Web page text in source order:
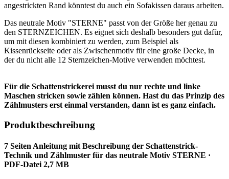
angestrickten Rand könntest du auch ein Sofakissen daraus arbeiten.
Das neutrale Motiv "STERNE" passt von der Größe her genau zu
den STERNZEICHEN. Es eignet sich deshalb besonders gut dafür,
um mit diesen kombiniert zu werden, zum Beispiel als
Kissenrückseite oder als Zwischenmotiv für eine große Decke, in
der du nicht alle 12 Sternzeichen-Motive verwenden möchtest.
Für die Schattenstrickerei musst du nur rechte und linke
Maschen stricken sowie zählen können. Hast du das Prinzip des
Zählmusters erst einmal verstanden, dann ist es ganz einfach.
Produktbeschreibung
7 Seiten Anleitung mit Beschreibung der Schattenstrick-
Technik und Zählmuster für das neutrale Motiv STERNE ·
PDF-Datei 2,7 MB